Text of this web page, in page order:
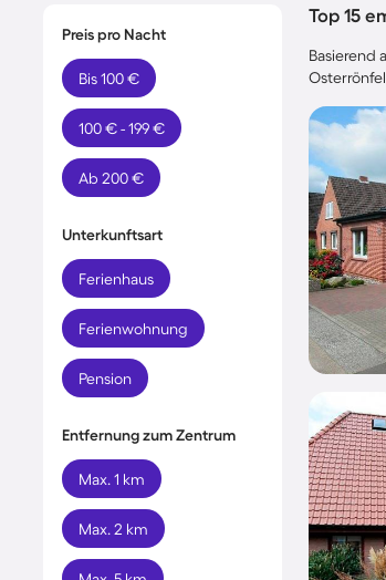
Preis pro Nacht
Bis 100 €
100 € - 199 €
Ab 200 €
Unterkunftsart
Ferienhaus
Ferienwohnung
Pension
Entfernung zum Zentrum
Max. 1 km
Max. 2 km
Top 15
Basierend